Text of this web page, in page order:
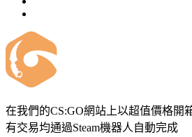
在我們的CS:GO網站上以超值價格開
有交易均通過Steam機器人自動完成